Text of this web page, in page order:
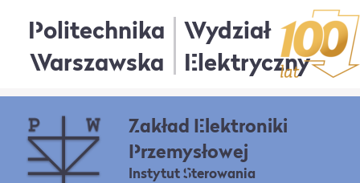
Politechnika
Warszawska
Wydział
Elektryczny
Zakład Elektroniki
Przemysłowej
Instytut Sterowania